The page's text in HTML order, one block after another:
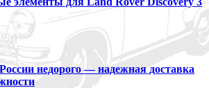
недорого — надежная доставка